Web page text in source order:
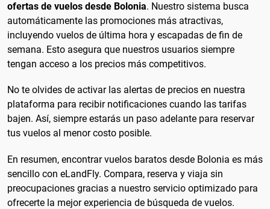
ofertas de vuelos desde Bolonia. Nuestro sistema busca
automáticamente las promociones más atractivas,
incluyendo vuelos de última hora y escapadas de fin de
semana. Esto asegura que nuestros usuarios siempre
tengan acceso a los precios más competitivos.
No te olvides de activar las alertas de precios en nuestra
plataforma para recibir notificaciones cuando las tarifas
bajen. Así, siempre estarás un paso adelante para reservar
tus vuelos al menor costo posible.
En resumen, encontrar vuelos baratos desde Bolonia es más
sencillo con eLandFly. Compara, reserva y viaja sin
preocupaciones gracias a nuestro servicio optimizado para
ofrecerte la mejor experiencia de búsqueda de vuelos.